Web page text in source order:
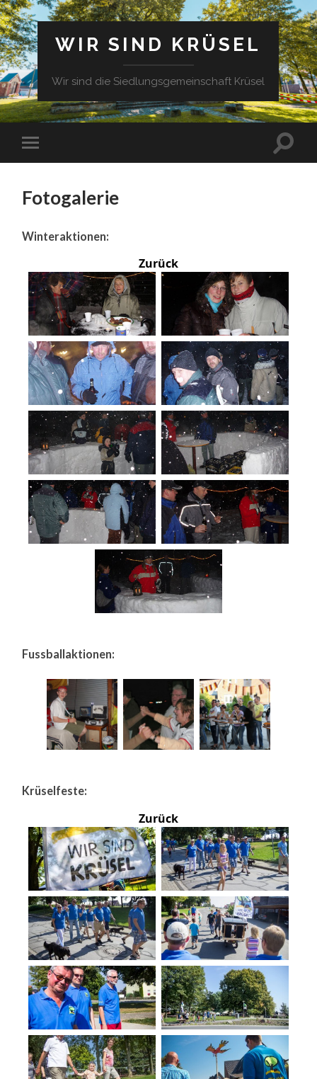
WIR SIND KRÜSEL
Wir sind die Siedlungsgemeinschaft Krüsel
Fotogalerie
Winteraktionen:
Zurück
Fussballaktionen:
Krüselfeste:
Zurück